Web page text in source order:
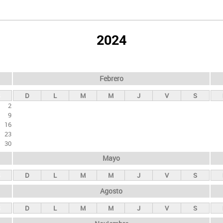
2024
2
9
16
23
30
Febrero
D L M M J V S
Mayo
D L M M J V S
Agosto
D L M M J V S